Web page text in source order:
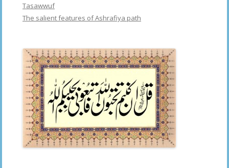
Tasawwuf
The salient features of Ashrafiya path